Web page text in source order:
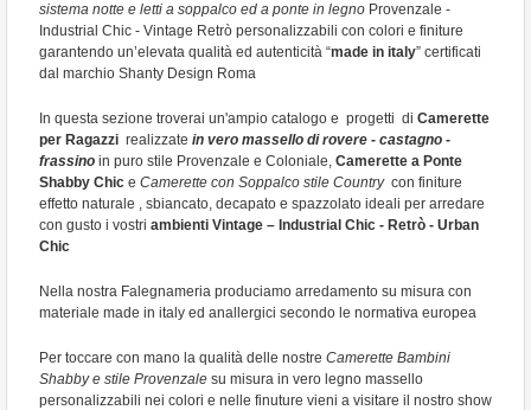
sistema notte e letti a soppalco ed a ponte in legno Provenzale -
Industrial Chic - Vintage Retrò personalizzabili con colori e finiture
garantendo un’elevata qualità ed autenticità “made in italy” certificati
dal marchio Shanty Design Roma
In questa sezione troverai un'ampio catalogo e progetti di Camerette
per Ragazzi realizzate in vero massello di rovere - castagno -
frassino in puro stile Provenzale e Coloniale, Camerette a Ponte
Shabby Chic e Camerette con Soppalco stile Countrycon finiture
effetto naturale , sbiancato, decapato e spazzolato ideali per arredare
con gusto i vostri ambienti Vintage – Industrial Chic - Retrò - Urban
Chic
Nella nostra Falegnameria produciamo arredamento su misura con
materiale made in italy ed anallergici secondo le normativa europea
Per toccare con mano la qualità delle nostre Camerette Bambini
Shabby e stile Provenzale su misura in vero legno massello
personalizzabili nei colori e nelle finuture vieni a visitare il nostro show